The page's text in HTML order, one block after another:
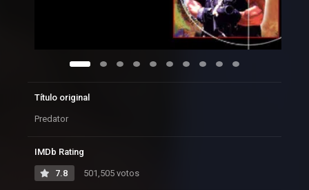
Título original
Predator
IMDb Rating
7.8 501,505 votos